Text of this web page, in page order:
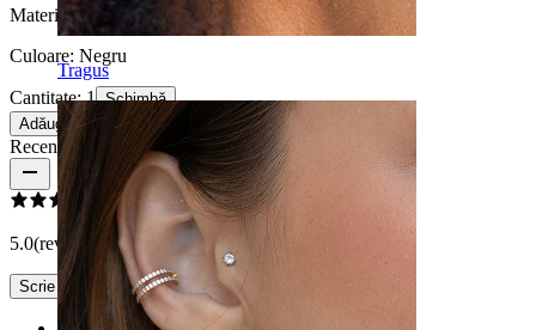
Tragus
Material:Oțel inoxidabil
Culoare: Negru
Cantitate: 1 Schimbă
Adăugă în coș
Recenzii produs
5.0(review-uri 1)
Scrie un review